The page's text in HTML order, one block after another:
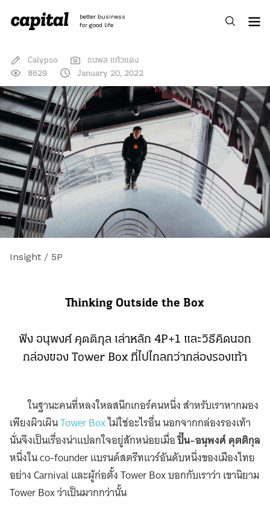
content
better business
for good life
Calypso
ธนพล แก้วแดง
8629
January 20, 2022
Insight / 5P
Thinking Outside the Box
ฟัง อนุพงศ์ คุตติกุล เล่าหลัก 4P+1 และวิธีคิดนอก
กล่องของ Tower Box ที่ไปไกลกว่ากล่องรองเท้า
ในฐานะคนที่หลงใหลสนีกเกอร์คนหนึ่ง สำหรับเราหากมอง
เพียงผิวเผินTower Boxไม่ใช่อะไรอื่น นอกจากกล่องรองเท้า
นั่นจึงเป็นเรื่องน่าแปลกใจอยู่สักหน่อยเมื่อปิ๊น–อนุพงศ์ คุตติกุล
หนึ่งใน co-founder แบรนด์สตรีทแวร์อันดับหนึ่งของเมืองไทย
อย่าง Carnival และผู้ก่อตั้ง Tower Box บอกกับเราว่า เขานิยาม
Tower Box ว่าเป็นมากกว่านั้น